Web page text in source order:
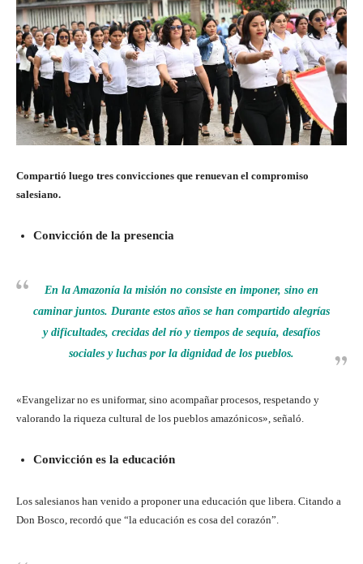
Compartió luego tres convicciones que renuevan el compromiso
salesiano.
Convicción de la presencia
En la Amazonía la misión no consiste en imponer, sino en
caminar juntos. Durante estos años se han compartido alegrías
y dificultades, crecidas del río y tiempos de sequía, desafíos
sociales y luchas por la dignidad de los pueblos.
«Evangelizar no es uniformar, sino acompañar procesos, respetando y
valorando la riqueza cultural de los pueblos amazónicos», señaló.
Convicción es la educación
Los salesianos han venido a proponer una educación que libera. Citando a
Don Bosco, recordó que “la educación es cosa del corazón”.